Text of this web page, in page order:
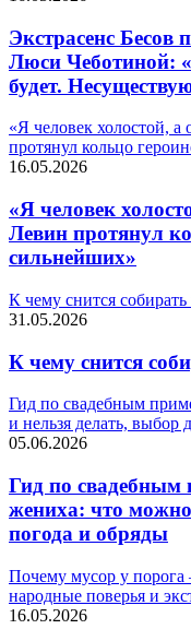
Экстрасенс Бесов
Люси Чеботиной:
будет.
«Я человек холостой,
протянул кольцо
16.05.2026
«Я человек
Левин протянул
сильнейших»
К чему снится
31.05.2026
К чему снится
Гид по свадебным
и нельзя делать, выбор
05.06.2026
Гид по свадебным
жениха: что
погода и обряды
Почему мусор у порога
народные поверья и
16.05.2026